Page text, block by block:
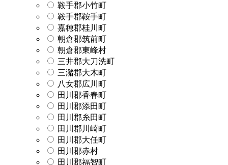
鞍手郡小竹町
鞍手郡鞍手町
嘉穂郡桂川町
朝倉郡筑前町
朝倉郡東峰村
三井郡大刀洗町
三潴郡大木町
八女郡広川町
田川郡香春町
田川郡添田町
田川郡糸田町
田川郡川崎町
田川郡大任町
田川郡赤村
田川郡福智町